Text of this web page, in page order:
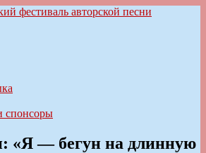
авторской песни
спонсоры
«Я — бегун на длинную